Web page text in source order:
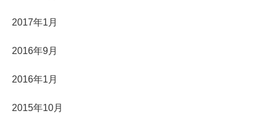
2017年1月
2016年9月
2016年1月
2015年10月